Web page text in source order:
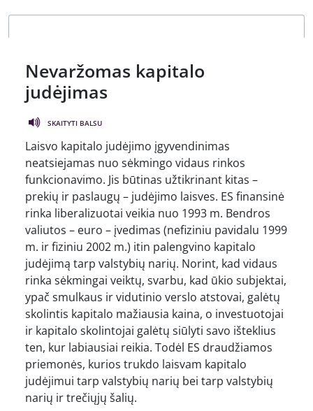
Nevaržomas kapitalo
judėjimas
SKAITYTI BALSU
Laisvo kapitalo judėjimo įgyvendinimas
neatsiejamas nuo sėkmingo vidaus rinkos
funkcionavimo. Jis būtinas užtikrinant kitas –
prekių ir paslaugų – judėjimo laisves. ES finansinė
rinka liberalizuotai veikia nuo 1993 m. Bendros
valiutos – euro – įvedimas (nefiziniu pavidalu 1999
m. ir fiziniu 2002 m.) itin palengvino kapitalo
judėjimą tarp valstybių narių. Norint, kad vidaus
rinka sėkmingai veiktų, svarbu, kad ūkio subjektai,
ypač smulkaus ir vidutinio verslo atstovai, galėtų
skolintis kapitalo mažiausia kaina, o investuotojai
ir kapitalo skolintojai galėtų siūlyti savo išteklius
ten, kur labiausiai reikia. Todėl ES draudžiamos
priemonės, kurios trukdo laisvam kapitalo
judėjimui tarp valstybių narių bei tarp valstybių
narių ir trečiųjų šalių.